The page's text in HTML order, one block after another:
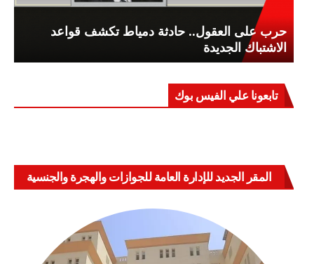
حرب على العقول.. حادثة دمياط تكشف قواعد
الاشتباك الجديدة
تابعونا علي الفيس بوك
المقر الجديد للإدارة العامة للجوازات والهجرة والجنسية